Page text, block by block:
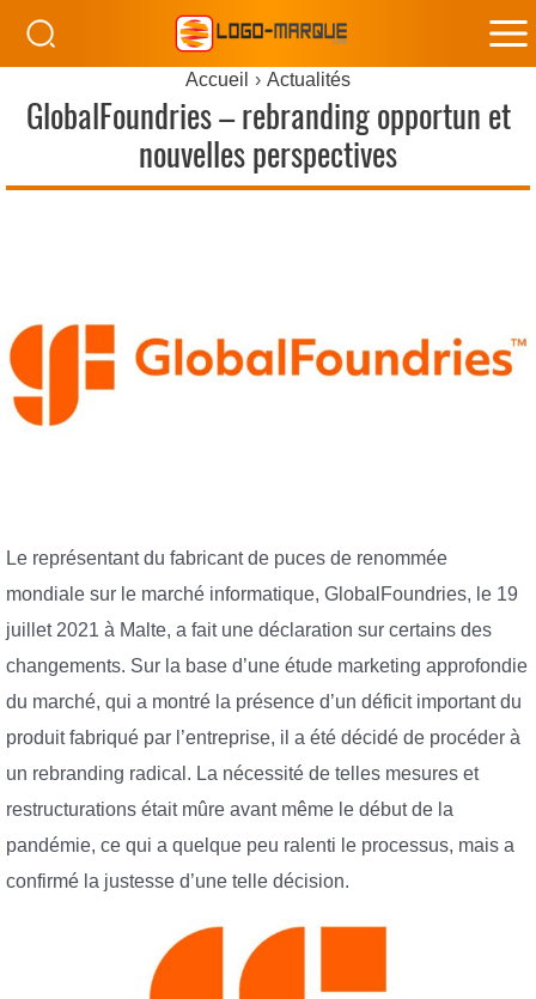
Accueil Actualités
GlobalFoundries – rebranding opportun et
nouvelles perspectives
Le représentant du fabricant de puces de renommée
mondiale sur le marché informatique, GlobalFoundries, le 19
juillet 2021 à Malte, a fait une déclaration sur certains des
changements. Sur la base d’une étude marketing approfondie
du marché, qui a montré la présence d’un déficit important du
produit fabriqué par l’entreprise, il a été décidé de procéder à
un rebranding radical. La nécessité de telles mesures et
restructurations était mûre avant même le début de la
pandémie, ce qui a quelque peu ralenti le processus, mais a
confirmé la justesse d’une telle décision.